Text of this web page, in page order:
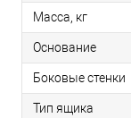
Масса, кг
Основание
Боковые стенки
Тип ящика